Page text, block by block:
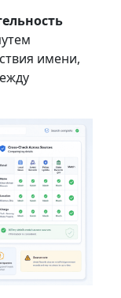
имени,